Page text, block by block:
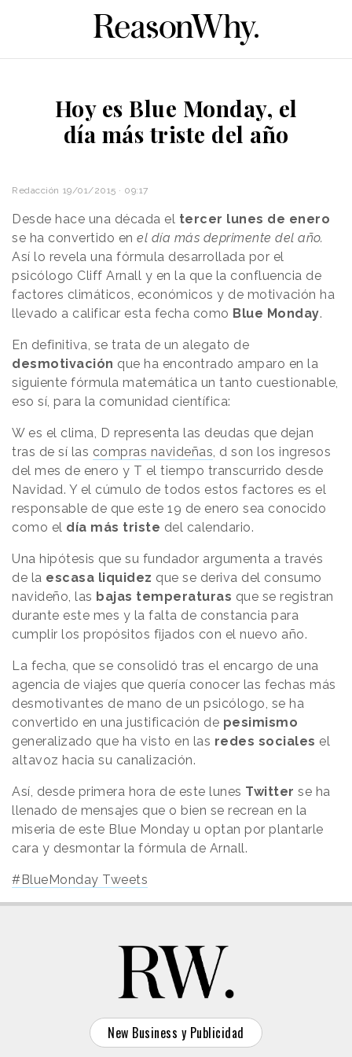
Hoy es Blue Monday, el
día más triste del año
Redacción 19/01/2015 · 09:17
Desde hace una década el tercer lunes de enero
se ha convertido en el día más deprimente del año.
Así lo revela una fórmula desarrollada por el
psicólogo Cliff Arnall y en la que la confluencia de
factores climáticos, económicos y de motivación ha
llevado a calificar esta fecha como Blue Monday.
En definitiva, se trata de un alegato de
desmotivación que ha encontrado amparo en la
siguiente fórmula matemática un tanto cuestionable,
eso sí, para la comunidad científica:
W es el clima, D representa las deudas que dejan
tras de sí las compras navideñas , d son los ingresos
del mes de enero y T el tiempo transcurrido desde
Navidad. Y el cúmulo de todos estos factores es el
responsable de que este 19 de enero sea conocido
como el día más triste del calendario.
Una hipótesis que su fundador argumenta a través
de la escasa liquidez que se deriva del consumo
navideño, las bajas temperaturas que se registran
durante este mes y la falta de constancia para
cumplir los propósitos fijados con el nuevo año.
La fecha, que se consolidó tras el encargo de una
agencia de viajes que quería conocer las fechas más
desmotivantes de mano de un psicólogo, se ha
convertido en una justificación de pesimismo
generalizado que ha visto en las redes sociales el
altavoz hacia su canalización.
Así, desde primera hora de este lunes Twitter se ha
llenado de mensajes que o bien se recrean en la
miseria de este Blue Monday u optan por plantarle
cara y desmontar la fórmula de Arnall.
#BlueMonday Tweets
New Business y Publicidad